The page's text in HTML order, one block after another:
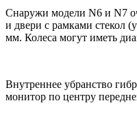
Снаружи модели N6 и N7
и двери с рамками стекол
мм. Колеса могут иметь
Внутреннее убранство
монитор по центру